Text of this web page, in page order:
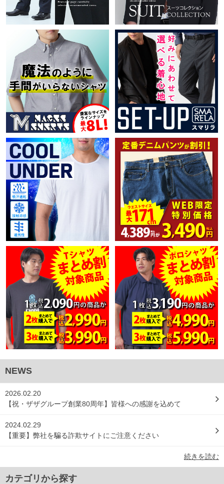
NEWS
2026.02.20
【祝・ザザグループ創業80周年】皆様への感謝を込めて
2024.02.29
【重要】弊社を騙る詐欺サイトにご注意ください
続きを読む
カテゴリから探す